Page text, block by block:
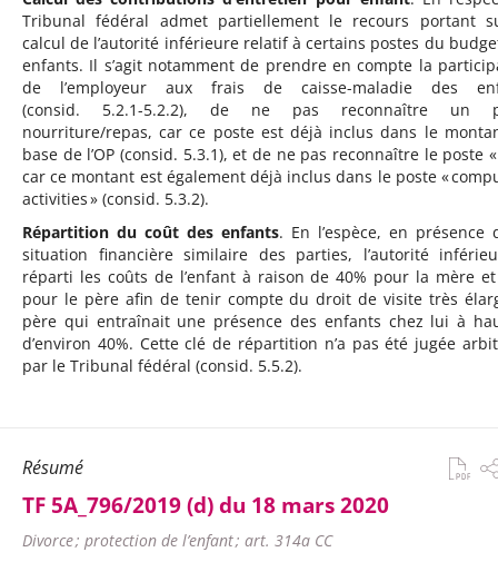
Tribunal fédéral admet partiellement le recours portant
calcul de l’autorité inférieure relatif à certains postes du
enfants. Il s’agit notamment de prendre en compte la
de l’employeur aux frais de caisse-maladie des
(consid. 5.2.1-5.2.2), de ne pas reconnaître un
nourriture/repas, car ce poste est déjà inclus dans le
base de l’OP (consid. 5.3.1), et de ne pas reconnaître le poste «
car ce montant est également déjà inclus dans le poste «
activities » (consid. 5.3.2).
Répartition du coût des enfants. En l’espèce, en présence
situation financière similaire des parties, l’autorité
réparti les coûts de l’enfant à raison de 40% pour la mère et
pour le père afin de tenir compte du droit de visite très
père qui entraînait une présence des enfants chez lui à
d’environ 40%. Cette clé de répartition n’a pas été jugée
par le Tribunal fédéral (consid. 5.5.2).
Résumé
TF 5A_796/2019 (d) du 18 mars 2020
Divorce ; protection de l’enfant ; art. 314a CC